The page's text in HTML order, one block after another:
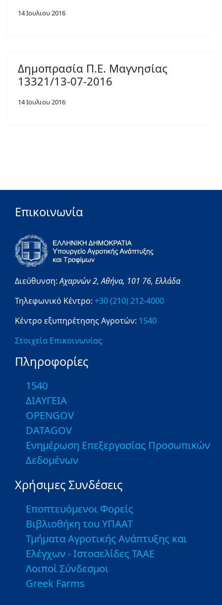
14 Ιουλιου 2016
Δημοπρασία Π.Ε. Μαγνησίας
13321/13-07-2016
14 Ιουλιου 2016
Επικοινωνία
Διεύθυνση:Αχαρνών 2,Αθήνα, 101 76, Ελλάδα
Τηλεφωνικό Κέντρο: +30 (210) 212-4000
Κέντρο εξυπηρέτησης Αγροτών: 1540
Στοιχεία Επικοινωνίας
Πληροφορίες
1540
ΔΙΑΥΓΕΙΑ
OPENGOV
DATAGOV
Ενημέρωση Επεξεργασίας Προσωπικών
Δεδομένων
Χρήσιμες Συνδέσεις
Εποπτευόμενοι Φορείς
Βιβλιοθήκη του ΥΠΑΑΤ
Τμήματα Αγροτικής Ανάπτυξης και
Ελέγχων - Ιστοσελίδες ΤΑΑΕ
Λοιποί Σύνδεσμοι
Greek Farms